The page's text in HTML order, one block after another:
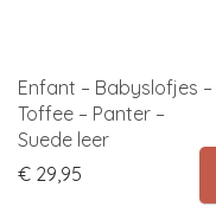
Enfant – Babyslofjes –
Toffee – Panter –
Suede leer
€ 29,95